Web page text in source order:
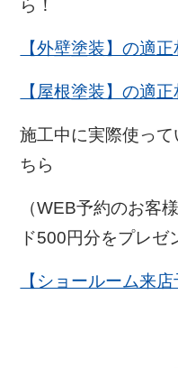
ら！
【外壁塗装】の適
【屋根塗装】の適
施工中に実際使っ
ちら
（WEB予約のお客
ド500円分をプレゼ
【ショールーム来